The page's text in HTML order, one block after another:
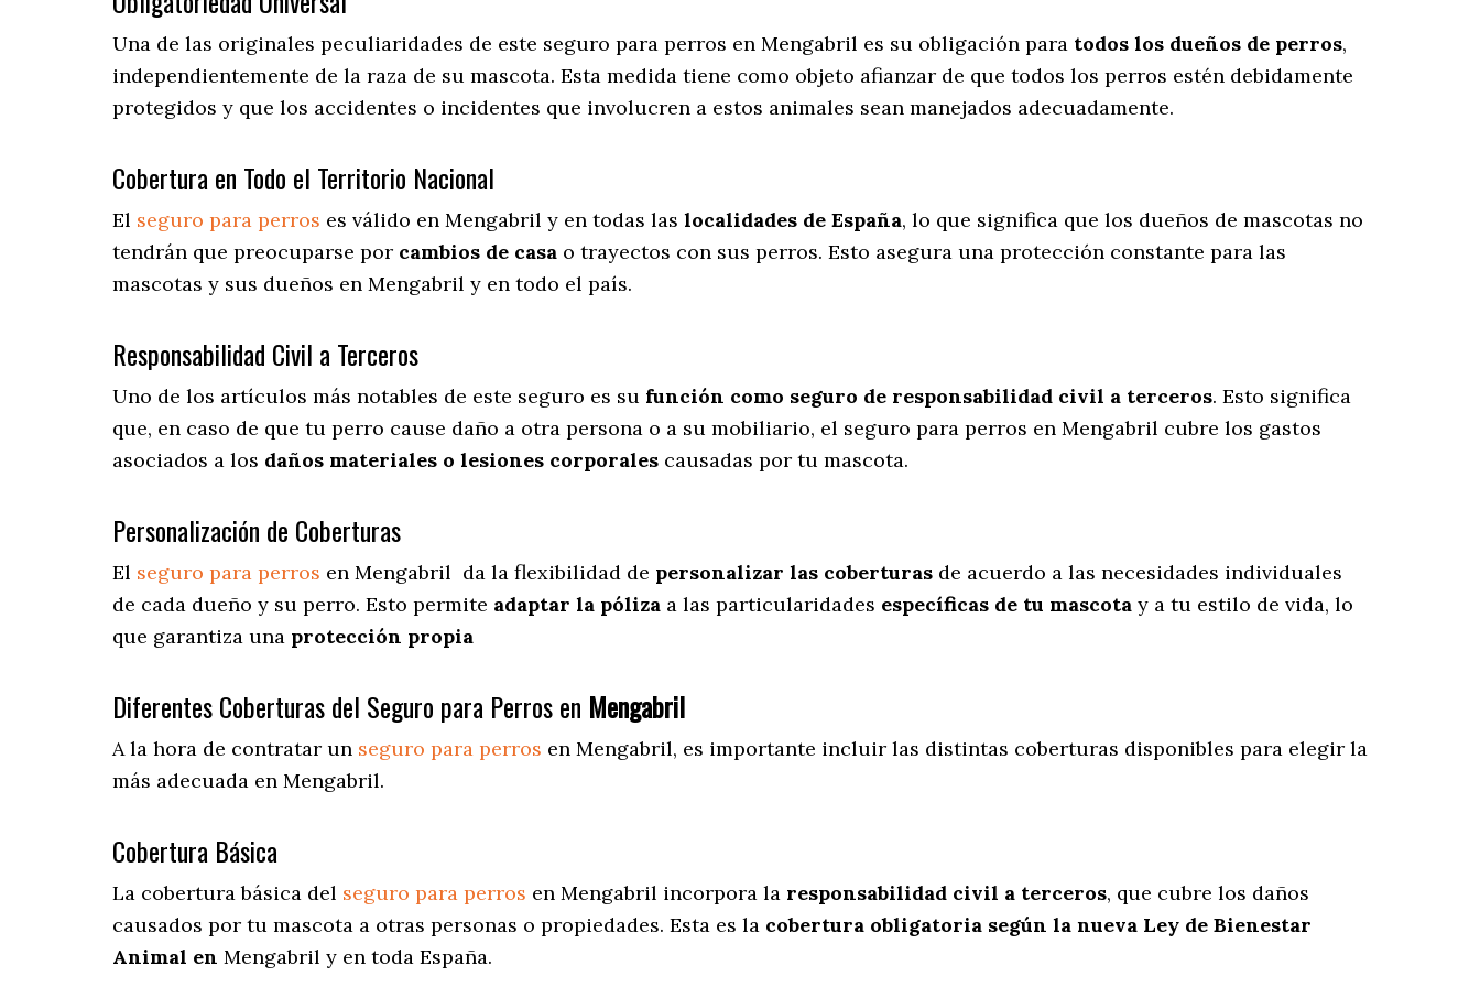
Una de las originales peculiaridades de este seguro para perros en Mengabril es su obligación para todos los dueños de perros,
independientemente de la raza de su mascota. Esta medida tiene como objeto afianzar de que todos los perros estén debidamente
protegidos y que los accidentes o incidentes que involucren a estos animales sean manejados adecuadamente.
Cobertura en Todo el Territorio Nacional
El seguro para perros es válido en Mengabril y en todas las localidades de España, lo que significa que los dueños de mascotas no
tendrán que preocuparse por cambios de casa o trayectos con sus perros. Esto asegura una protección constante para las
mascotas y sus dueños en Mengabril y en todo el país.
Responsabilidad Civil a Terceros
Uno de los artículos más notables de este seguro es su función como seguro de responsabilidad civil a terceros. Esto significa
que, en caso de que tu perro cause daño a otra persona o a su mobiliario, el seguro para perros en Mengabril cubre los gastos
asociados a los daños materiales o lesiones corporales causadas por tu mascota.
Personalización de Coberturas
El seguro para perros en Mengabril da la flexibilidad de personalizar las coberturas de acuerdo a las necesidades individuales
de cada dueño y su perro. Esto permite adaptar la póliza a las particularidades específicas de tu mascota y a tu estilo de vida, lo
que garantiza una protección propia
Diferentes Coberturas del Seguro para Perros en Mengabril
A la hora de contratar un seguro para perros en Mengabril, es importante incluir las distintas coberturas disponibles para elegir la
más adecuada en Mengabril.
Cobertura Básica
La cobertura básica del seguro para perros en Mengabril incorpora la responsabilidad civil a terceros, que cubre los daños
causados por tu mascota a otras personas o propiedades. Esta es la cobertura obligatoria según la nueva Ley de Bienestar
Animal en Mengabril y en toda España.